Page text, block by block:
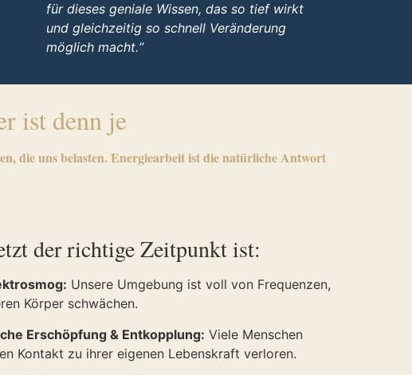
für dieses geniale Wissen, das so tief wirkt
und gleichzeitig so schnell Veränderung
möglich macht.“
ist denn je
die uns belasten. Energiearbeit ist die natürliche Antwort
der richtige Zeitpunkt ist:
Unsere Umgebung ist voll von Frequenzen,
Körper schwächen.
Erschöpfung & Entkopplung: Viele Menschen
Kontakt zu ihrer eigenen Lebenskraft verloren.